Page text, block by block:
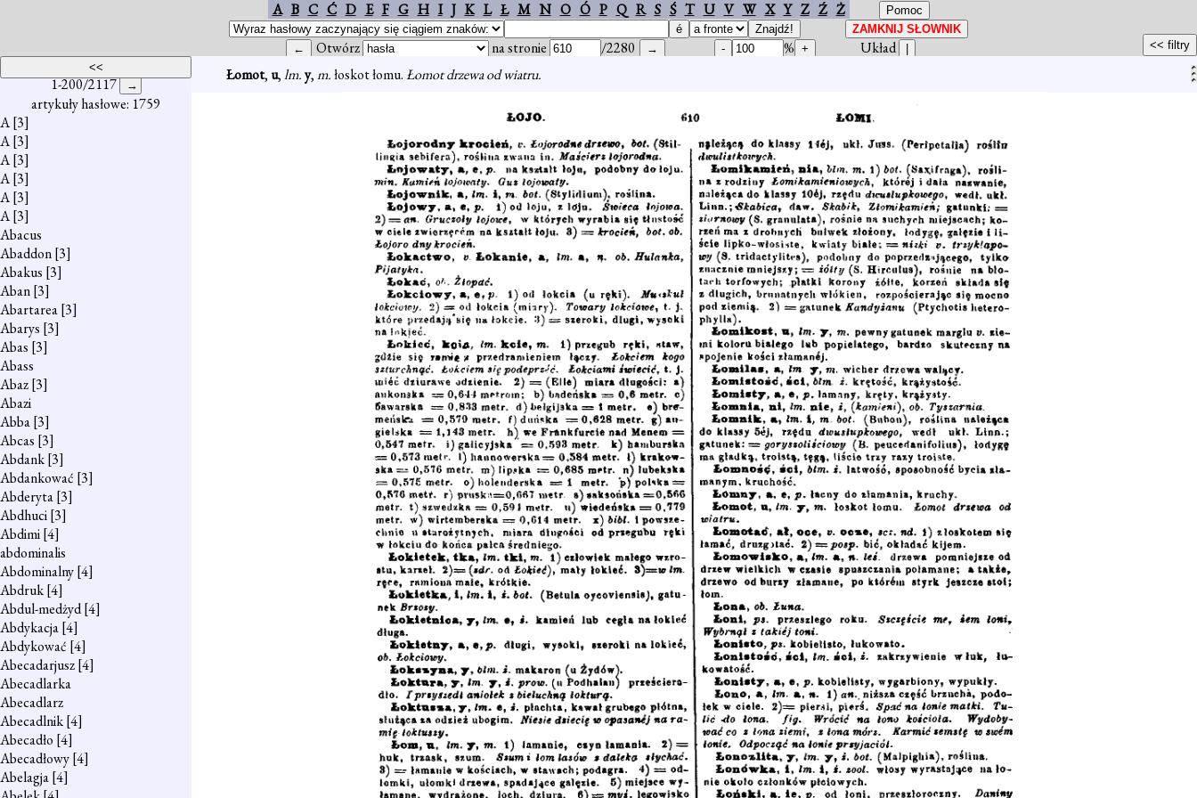
A B C Ć D E F G H I J K L Ł M N O Ó P Q R S Ś T U V W X Y Z Ź Ż
Otwórz na stronie /2280 %
Układ
1-200/2117
artykuły hasłowe: 1759
A[3]
A[3]
A[3]
A[3]
A[3]
A[3]
Abacus
Abaddon[3]
Abakus [3]
Aban[3]
Abartarea[3]
Abarys [3]
Abas [3]
Abass
Abaz[3]
Abazi
Abba[3]
Abcas [3]
Abdank[3]
Abdankować [3]
Abderyta[3]
Abdhuci[3]
Abdimi[4]
abdominalis
Abdominalny[4]
Abdruk[4]
Abdul-medżyd[4]
Abdykacja[4]
Abdykować [4]
Abecadarjusz[4]
Abecadlarka
Abecadlarz
Abecadlnik[4]
Abecadło [4]
Abecadłowy[4]
Abelagja[4]
Łomot, u,lm.y,m.łoskot łomu.Łomot drzewa od wiatru.